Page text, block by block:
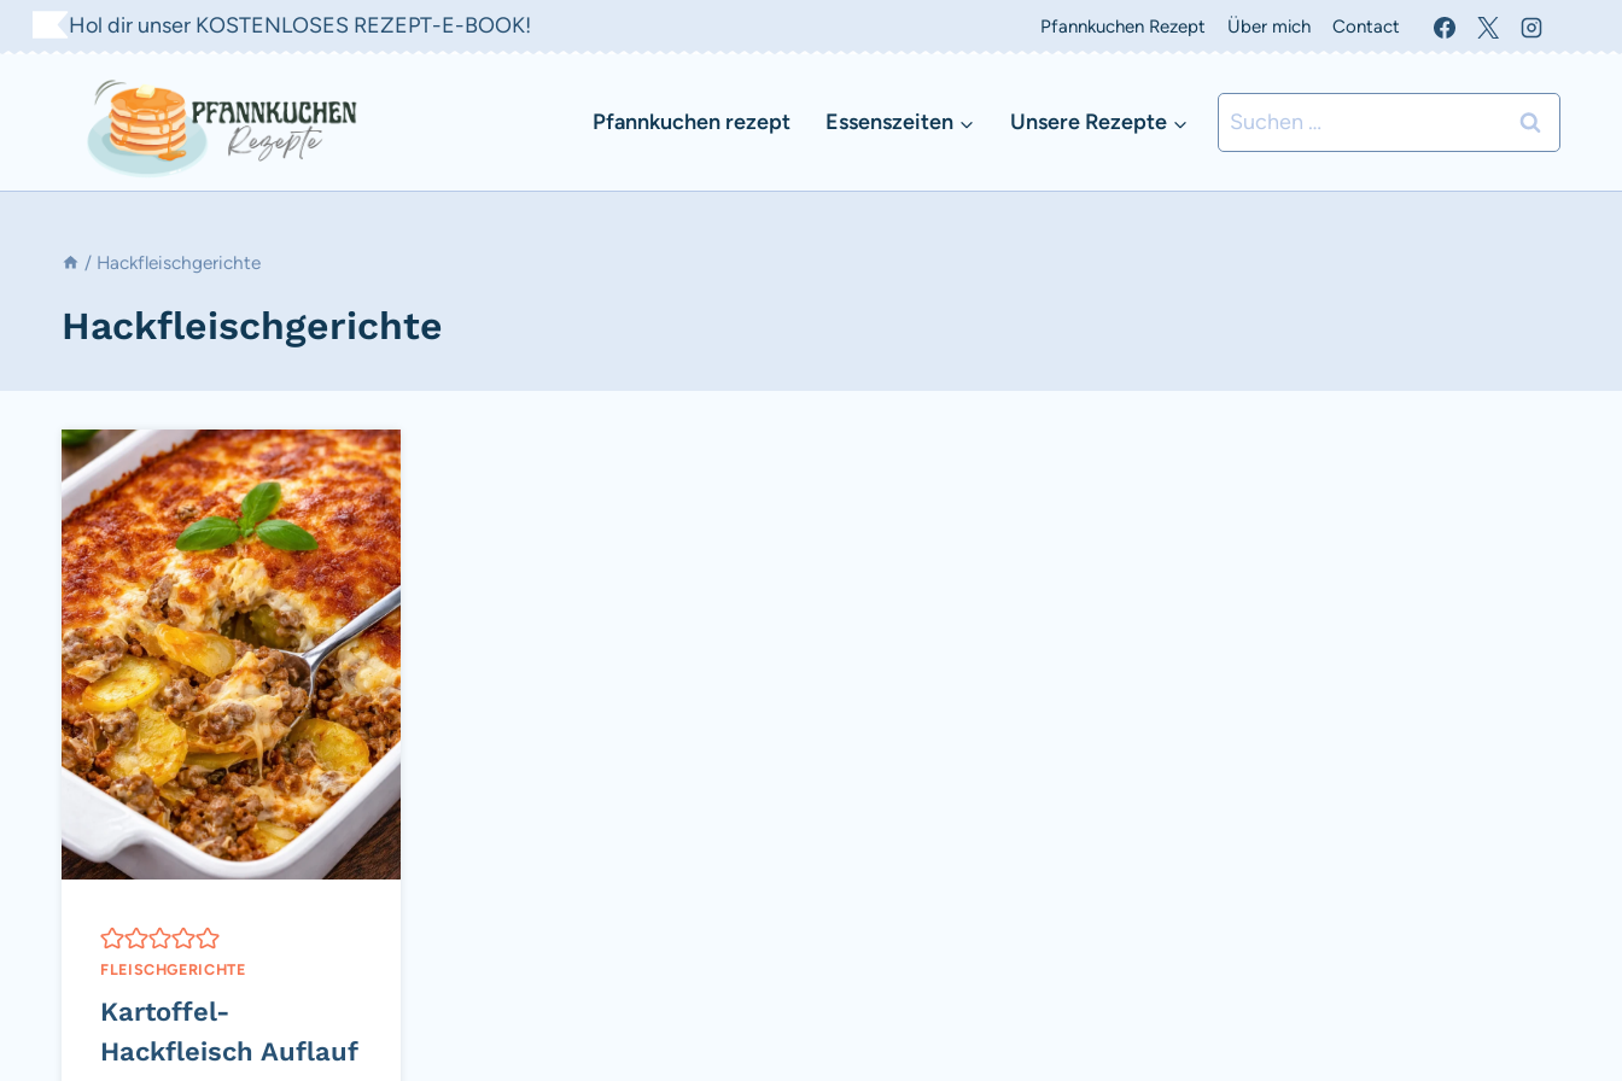
Zum
Inhalt
Hol dir unser KOSTENLOSES REZEPT-E-BOOK! Pfannkuchen Rezept Über mich Contact
Pfannkuchen rezept Essenszeiten Unsere Rezepte
Suchen
nach:
/ Hackfleischgerichte
Hackfleischgerichte
FLEISCHGERICHTE
Kartoffel-
Hackfleisch Auflauf